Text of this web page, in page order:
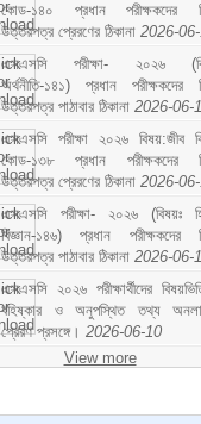
কোড-১৪০ প্রধান পরীক্ষকদের
উত্তরপত্র প্রেরণের ঠিকানা 2026-
এসএসসি পরীক্ষা- ২০২৬
অর্থনীতি-১৪১) প্রধান পরীক্ষকদের
উত্তরপত্র পাঠাবার ঠিকানা 2026-06-
এসএসসি পরীক্ষা ২০২৬ বিষয়:জীব
কোড-১৩৮ প্রধান পরীক্ষকদের
উত্তরপত্র প্রেরণের ঠিকানা 2026-
এসএসসি পরীক্ষা- ২০২৬ (বিষয়ঃ
বিজ্ঞান-১৪৬) প্রধান পরীক্ষকদের
উত্তরপত্র পাঠাবার ঠিকানা 2026-06-
এসএসসি ২০২৬ পরীক্ষার্থীদের
বহিষ্কার ও অনুপস্থিত তথ্য
প্রেরণ প্রসঙ্গে। 2026-06-10
View more